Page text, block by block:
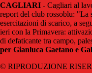
CAGLIARI - Cagliari al
report del club rossoblu: "La
esercitazioni di scarico, a
ieri con la Primavera:
di defaticante tra campo,
per Gianluca Gaetano e
© RIPRODUZIONE